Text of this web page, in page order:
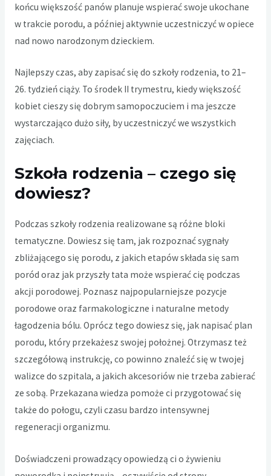
końcu większość panów planuje wspierać swoje ukochane
w trakcie porodu, a później aktywnie uczestniczyć w opiece
nad nowo narodzonym dzieckiem.
Najlepszy czas, aby zapisać się do szkoły rodzenia, to 21–
26. tydzień ciąży. To środek II trymestru, kiedy większość
kobiet cieszy się dobrym samopoczuciem i ma jeszcze
wystarczająco dużo siły, by uczestniczyć we wszystkich
zajęciach.
Szkoła rodzenia – czego się
dowiesz?
Podczas szkoły rodzenia realizowane są różne bloki
tematyczne. Dowiesz się tam, jak rozpoznać sygnały
zbliżającego się porodu, z jakich etapów składa się sam
poród oraz jak przyszły tata może wspierać cię podczas
akcji porodowej. Poznasz najpopularniejsze pozycje
porodowe oraz farmakologiczne i naturalne metody
łagodzenia bólu. Oprócz tego dowiesz się, jak napisać plan
porodu, który przekażesz swojej położnej. Otrzymasz też
szczegółową instrukcję, co powinno znaleźć się w twojej
walizce do szpitala, a jakich akcesoriów nie trzeba zabierać
ze sobą. Przekazana wiedza pomoże ci przygotować się
także do połogu, czyli czasu bardzo intensywnej
regeneracji organizmu.
Doświadczeni prowadzący opowiedzą ci o żywieniu